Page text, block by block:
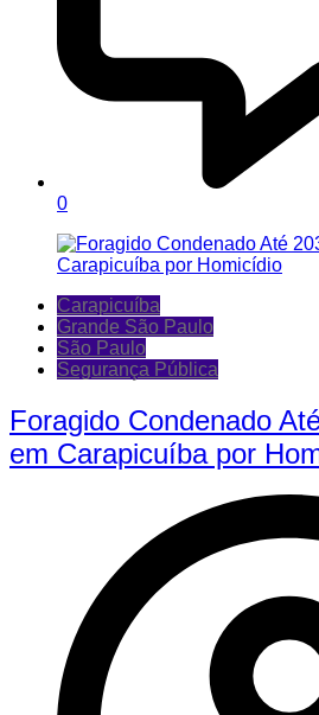
0
Carapicuíba
Grande São Paulo
São Paulo
Segurança Pública
Foragido Condenado
em Carapicuíba por